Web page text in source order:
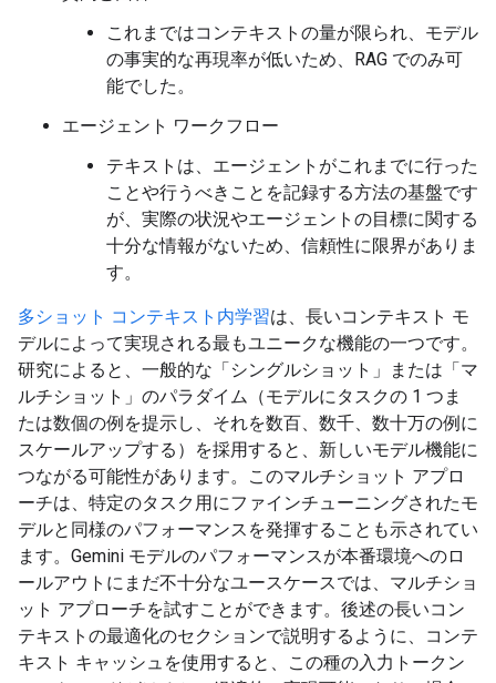
これまではコンテキストの量が限られ、モデル
の事実的な再現率が低いため、RAG でのみ可
能でした。
エージェント ワークフロー
テキストは、エージェントがこれまでに行った
ことや行うべきことを記録する方法の基盤です
が、実際の状況やエージェントの目標に関する
十分な情報がないため、信頼性に限界がありま
す。
多ショット コンテキスト内学習は、長いコンテキスト モ
デルによって実現される最もユニークな機能の一つです。
研究によると、一般的な「シングルショット」または「マ
ルチショット」のパラダイム（モデルにタスクの 1 つま
たは数個の例を提示し、それを数百、数千、数十万の例に
スケールアップする）を採用すると、新しいモデル機能に
つながる可能性があります。このマルチショット アプロ
ーチは、特定のタスク用にファインチューニングされたモ
デルと同様のパフォーマンスを発揮することも示されてい
ます。Gemini モデルのパフォーマンスが本番環境へのロ
ールアウトにまだ不十分なユースケースでは、マルチショ
ット アプローチを試すことができます。後述の長いコン
テキストの最適化のセクションで説明するように、コンテ
キスト キャッシュを使用すると、この種の入力トークン